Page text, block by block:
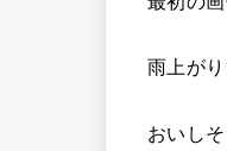
雨上が
おいし